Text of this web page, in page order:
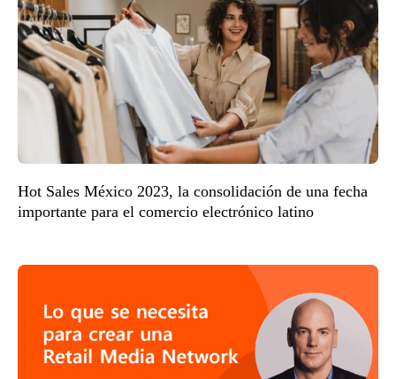
Hot Sales México 2023, la consolidación de una fecha
importante para el comercio electrónico latino